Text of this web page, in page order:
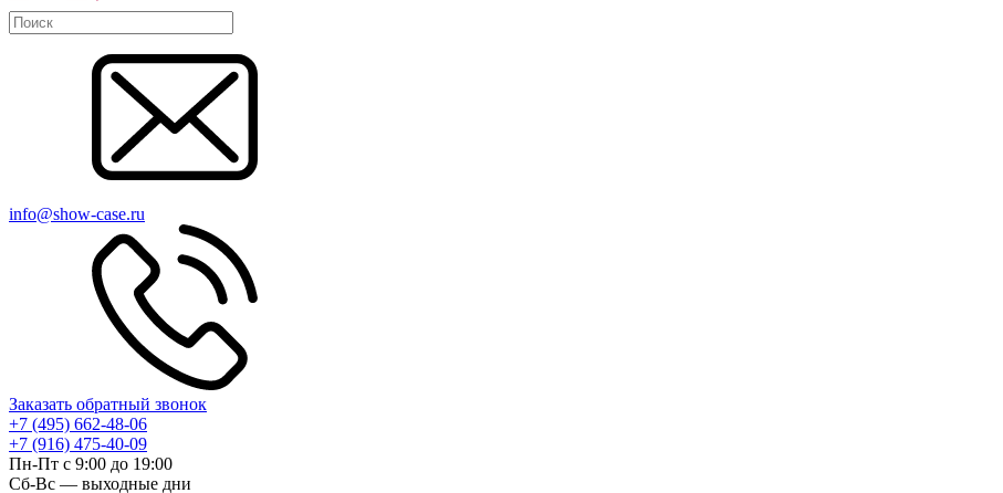
info@show-case.ru
Заказать обратный звонок
+7 (495) 662-48-06
+7 (916) 475-40-09
Пн-Пт с 9:00 до 19:00
Сб-Вс — выходные дни